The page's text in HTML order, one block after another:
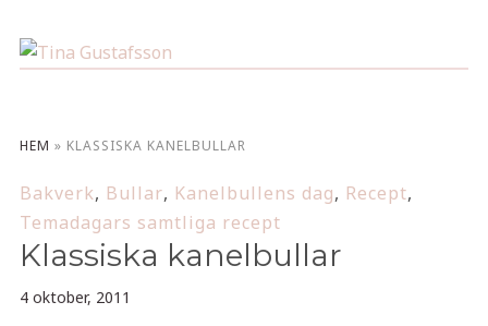
HEM » KLASSISKA KANELBULLAR
Bakverk, Bullar, Kanelbullens dag, Recept,
Temadagars samtliga recept
Klassiska kanelbullar
4 oktober, 2011